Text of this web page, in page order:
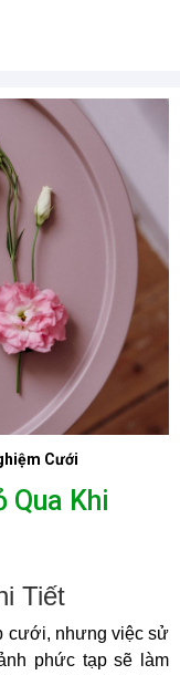
Cưới
Qua Khi
Tiết
cưới, nhưng việc sử
phức tạp sẽ làm